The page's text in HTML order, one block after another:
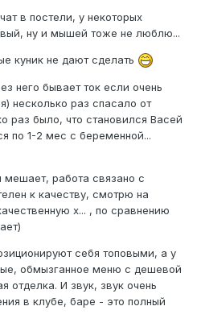
в постели, у некоторых
ну и мышей тоже не люблю...
куник не дают сделать
него бывает ток если очень
несколько раз спасало от
раз было, что становился Васей
по 1-2 мес с беременной...
мешает, работа связано с
к качеству, смотрю на
х... , по сравнению
себя топовыми, а у
обмызганное меню с дешевой
отделка. И звук, звук очень
в клубе, баре - это полный